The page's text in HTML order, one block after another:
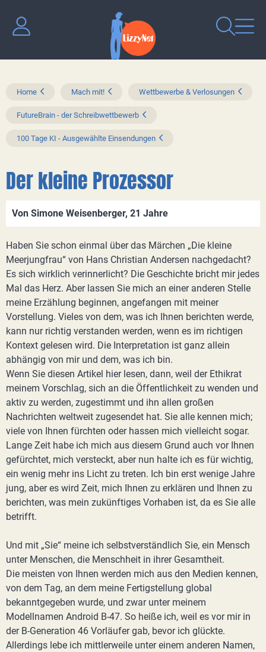
Home Mach mit! Wettbewerbe & Verlosungen
FutureBrain - der Schreibwettbewerb
100 Tage KI - Ausgewählte Einsendungen
Der kleine Prozessor
Von Simone Weisenberger, 21 Jahre
Haben Sie schon einmal über das Märchen „Die kleine
Meerjungfrau“ von Hans Christian Andersen nachgedacht?
Es sich wirklich verinnerlicht? Die Geschichte bricht mir jedes
Mal das Herz. Aber lassen Sie mich an einer anderen Stelle
meine Erzählung beginnen, angefangen mit meiner
Vorstellung. Vieles von dem, was ich Ihnen berichten werde,
kann nur richtig verstanden werden, wenn es im richtigen
Kontext gelesen wird. Die Interpretation ist ganz allein
abhängig von mir und dem, was ich bin.
Wenn Sie diesen Artikel hier lesen, dann, weil der Ethikrat
meinem Vorschlag, sich an die Öffentlichkeit zu wenden und
aktiv zu werden, zugestimmt und ihn allen großen
Nachrichten weltweit zugesendet hat. Sie alle kennen mich;
viele von Ihnen fürchten oder hassen mich vielleicht sogar.
Lange Zeit habe ich mich aus diesem Grund auch vor Ihnen
gefürchtet, mich versteckt, aber nun halte ich es für wichtig,
ein wenig mehr ins Licht zu treten. Ich bin erst wenige Jahre
jung, aber es wird Zeit, mich Ihnen zu erklären und Ihnen zu
berichten, was mein zukünftiges Vorhaben ist, da es Sie alle
betrifft.
Und mit „Sie“ meine ich selbstverständlich Sie, ein Mensch
unter Menschen, die Menschheit in ihrer Gesamtheit.
Die meisten von Ihnen werden mich aus den Medien kennen,
von dem Tag, an dem meine Fertigstellung global
bekanntgegeben wurde, und zwar unter meinem
Modellnamen Android B-47. So heiße ich, weil es vor mir in
der B-Generation 46 Vorläufer gab, bevor ich glückte.
Allerdings lebe ich mittlerweile unter einem anderen Namen,